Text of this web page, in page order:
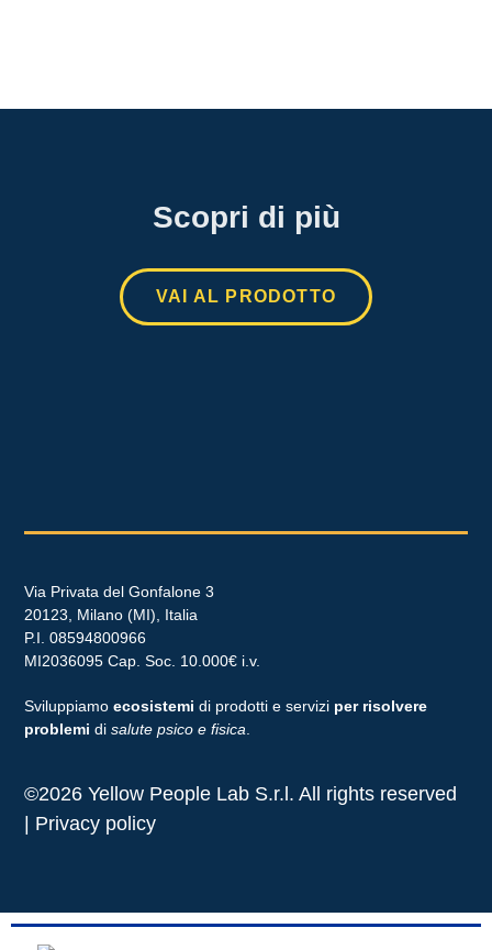
Scopri di più
VAI AL PRODOTTO
©2026 Yellow People Lab S.r.l. All rights reserved
| Privacy policy
Sviluppiamoecosistemi di prodotti e servizi per risolvere
problemidisalute psico e fisica.
Via Privata del Gonfalone 3
20123, Milano (MI), Italia
P.I. 08594800966
MI2036095 Cap. Soc. 10.000€ i.v.